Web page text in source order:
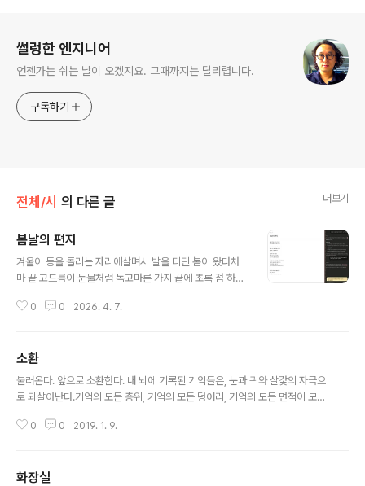
썰렁한 엔지니어
언젠가는 쉬는 날이 오겠지요. 그때까지는 달리렵니다.
구독하기
전체/시 의 다른 글 더보기
봄날의 편지
겨울이 등을 돌리는 자리에살며시 발을 디딘 봄이 왔다처
마 끝 고드름이 눈물처럼 녹고마른 가지 끝에 초록 점 하나
갈 때나는 안다, 봄이 왔음을개나리 노란 웃음 담장 너머로
잊었던 따뜻함을 품에 안고다시, 또다시우리 곁에 조용히
내려앉는다Claude for chrome 을 이용하여 편집기를
열고 명령하여 작성한 시입니다. 편집기를 잘 인식하고, 편
0 0 2026. 4. 7.
소환
불러온다. 앞으로 소환한다. 내 뇌에 기록된 기억들은, 눈과 귀와 살갗의 자극으
로 되살아난다.기억의 모든 층위, 기억의 모든 덩어리, 기억의 모든 면적이 모두
려 나오다. 의미있는 순서로 나오다.
0 0 2019. 1. 9.
화장실